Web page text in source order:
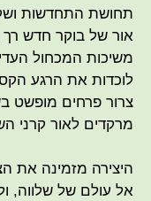
תחושת התחדשות
אור של בוקר חדש רך
משיכות המכחול
לוכדות את הרגע
צרור פרחים מופשט
מרקדים לאור קרני
היצירה מזמינה את
אל עולם של שלווה,